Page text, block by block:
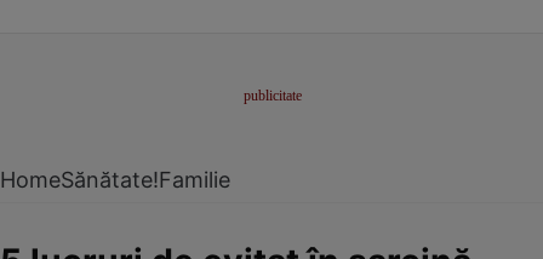
HomeSănătate!Familie